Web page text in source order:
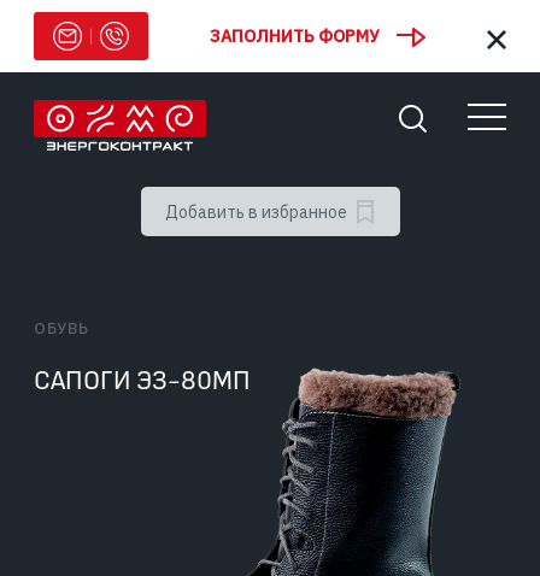
Добавить в избранное
ОБУВЬ
САПОГИ ЭЗ-80МП
ЗАПОЛНИТЬ ФОРМУ